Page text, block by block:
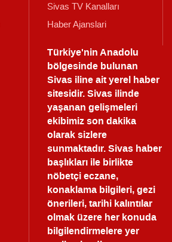
Sivas TV Kanalları
Haber Ajanslari
Türkiye'nin Anadolu
bölgesinde bulunan
Sivas iline ait yerel haber
sitesidir. Sivas ilinde
yaşanan gelişmeleri
ekibimiz son dakika
olarak sizlere
sunmaktadır.Sivas haber
başlıkları ile birlikte
nöbetçi eczane,
konaklama bilgileri, gezi
önerileri, tarihi kalıntılar
olmak üzere her konuda
bilgilendirmelere yer